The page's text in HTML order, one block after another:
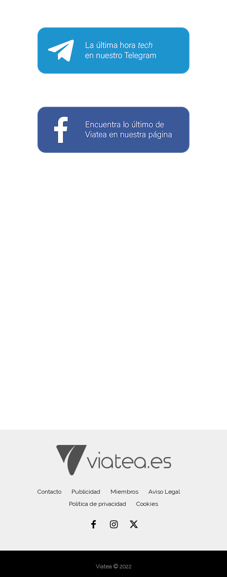
Contacto Publicidad Miembros
Aviso Legal
Política de privacidad
Cookies
Viatea © 2022